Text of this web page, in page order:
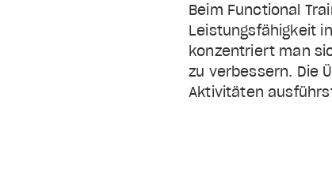
Beim Functional
Leistungsfähigkeit
konzentriert man
zu verbessern. Die
Aktivitäten